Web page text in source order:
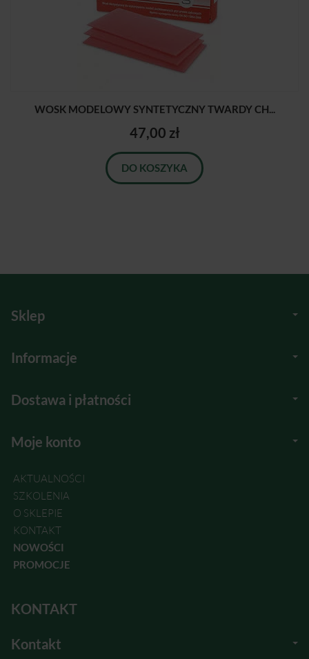
WOSK MODELOWY SYNTETYCZNY TWARDY CH...
47,00 zł
DO KOSZYKA
Sklep
Informacje
Dostawa i płatności
Moje konto
AKTUALNOŚCI
SZKOLENIA
O SKLEPIE
KONTAKT
NOWOŚCI
PROMOCJE
KONTAKT
Kontakt